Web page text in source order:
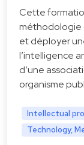
Cette
méthodologie
et déployer
l’intelligence
d’une
organisme
Intellectual
Technology,